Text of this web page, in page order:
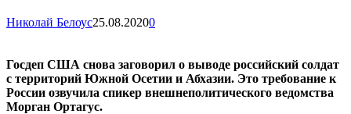
Николай Белоус25.08.20200
Госдеп США снова заговорил о выводе российский солдат
с территорий Южной Осетии и Абхазии. Это требование к
России озвучила спикер внешнеполитического ведомства
Морган Ортагус.